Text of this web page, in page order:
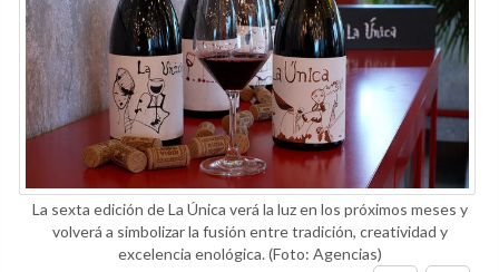
La sexta edición de La Única verá la luz en los próximos meses y
volverá a simbolizar la fusión entre tradición, creatividad y
excelencia enológica.(Foto: Agencias)